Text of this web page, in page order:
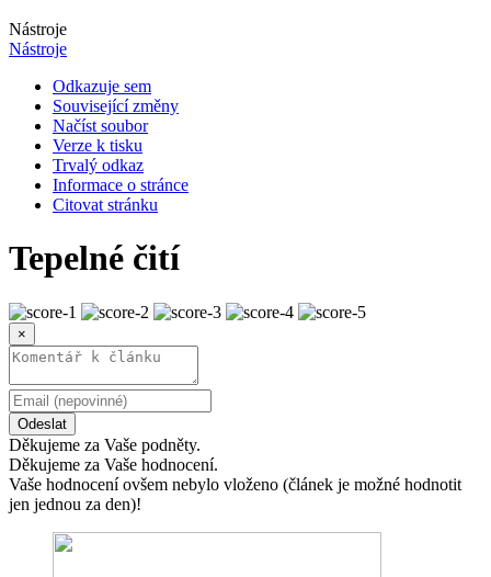
Nástroje
Nástroje
Odkazuje sem
Související změny
Načíst soubor
Verze k tisku
Trvalý odkaz
Informace o stránce
Citovat stránku
Tepelné čití
×
Odeslat
Děkujeme za Vaše podněty.
Děkujeme za Vaše hodnocení.
Vaše hodnocení ovšem nebylo vloženo (článek je možné hodnotit
jen jednou za den)!